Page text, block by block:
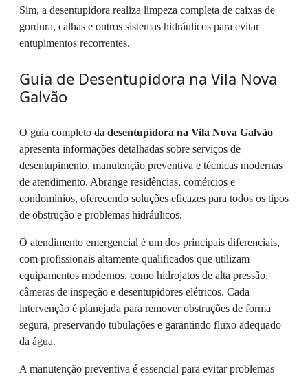
Sim, a desentupidora realiza limpeza completa de caixas de
gordura, calhas e outros sistemas hidráulicos para evitar
entupimentos recorrentes.
Guia de Desentupidora na Vila Nova
Galvão
O guia completo da desentupidora na Vila Nova Galvão
apresenta informações detalhadas sobre serviços de
desentupimento, manutenção preventiva e técnicas modernas
de atendimento. Abrange residências, comércios e
condomínios, oferecendo soluções eficazes para todos os tipos
de obstrução e problemas hidráulicos.
O atendimento emergencial é um dos principais diferenciais,
com profissionais altamente qualificados que utilizam
equipamentos modernos, como hidrojatos de alta pressão,
câmeras de inspeção e desentupidores elétricos. Cada
intervenção é planejada para remover obstruções de forma
segura, preservando tubulações e garantindo fluxo adequado
da água.
A manutenção preventiva é essencial para evitar problemas